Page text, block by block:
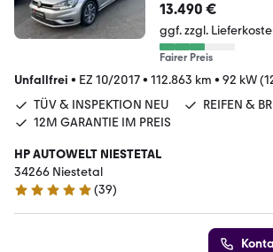
13.490 €
ggf. zzgl.
Fairer Preis
Unfallfrei • EZ 10/2017• 112.863 km • 92 kW
TÜV & INSPEKTION NEU
REIFEN &
12M GARANTIE IM PREIS
HP AUTOWELT NIESTETAL
34266 Niestetal
5 Sterne
(39)